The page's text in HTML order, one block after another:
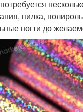
пилка,
ногти до